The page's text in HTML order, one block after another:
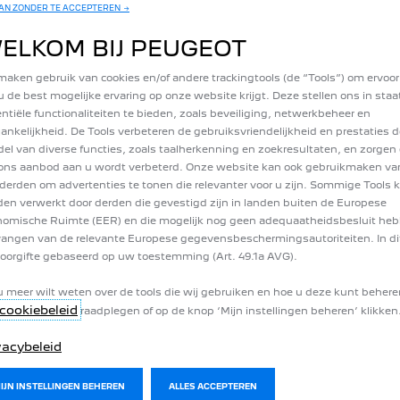
gebruiksomstandigheden
van de banden, wegomstandigheden, externe
ter informatie. Ze vormen geen garanties
ontleend.
PEUGEOT E-TRAVELLER
samen met de Peugeot configurator: kies de afwerking, de motor,
ZONDER TE ACCEPTEREN →
BIJ PEUGEOT
gebruik van cookies en/of andere trackingtools (de “Tools”) om
de best mogelijke ervaring op onze website krijgt. Deze stellen ons in
functionaliteiten te bieden, zoals beveiliging, netwerkbeheer en
De Tools verbeteren de gebruiksvriendelijkheid en prestaties
van diverse functies, zoals taalherkenning en zoekresultaten, en zorgen
aanbod aan u wordt verbeterd. Onze website kan ook gebruikmaken
om advertenties te tonen die relevanter voor u zijn. Sommige Tools
verwerkt door derden die gevestigd zijn in landen buiten de Europese
Ruimte (EER) en die mogelijk nog geen adequaatheidsbesluit
van de relevante Europese gegevensbeschermingsautoriteiten. In
gebaseerd op uw toestemming (Art. 49.1a AVG).
meer wilt weten over de tools die wij gebruiken en hoe u deze kunt
cookiebeleid raadplegen of op de knop ‘Mijn instellingen beheren’ klikken.
MIJN INSTELLINGEN BEHEREN ALLES ACCEPTEREN